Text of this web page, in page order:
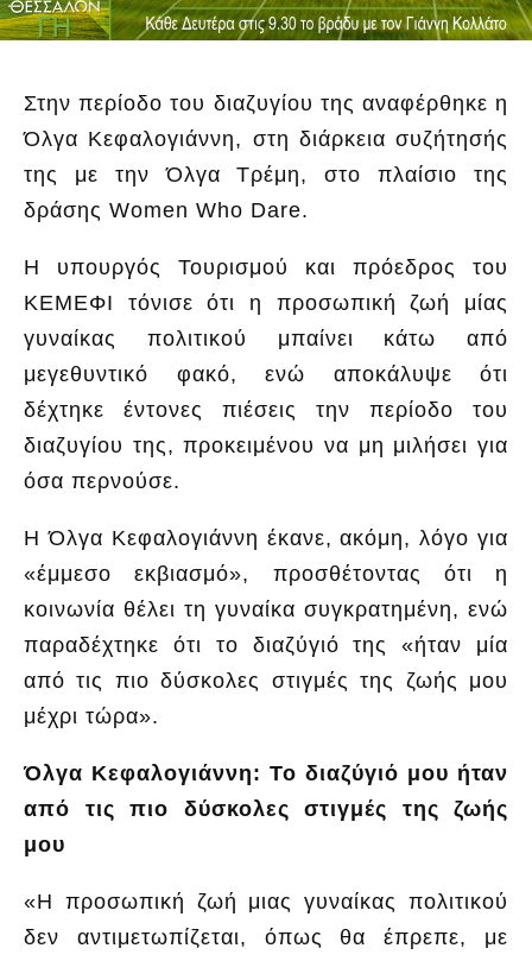
Στην περίοδο του διαζυγίου της αναφέρθηκε η
Όλγα Κεφαλογιάννη, στη διάρκεια συζήτησής
της με την Όλγα Τρέμη, στο πλαίσιο της
δράσης Women Who Dare.
Η υπουργός Τουρισμού και πρόεδρος του
ΚΕΜΕΦΙ τόνισε ότι η προσωπική ζωή μίας
γυναίκας πολιτικού μπαίνει κάτω από
μεγεθυντικό φακό, ενώ αποκάλυψε ότι
δέχτηκε έντονες πιέσεις την περίοδο του
διαζυγίου της, προκειμένου να μη μιλήσει για
όσα περνούσε.
Η Όλγα Κεφαλογιάννη έκανε, ακόμη, λόγο για
«έμμεσο εκβιασμό», προσθέτοντας ότι η
κοινωνία θέλει τη γυναίκα συγκρατημένη, ενώ
παραδέχτηκε ότι το διαζύγιό της «ήταν μία
από τις πιο δύσκολες στιγμές της ζωής μου
μέχρι τώρα».
Όλγα Κεφαλογιάννη: Το διαζύγιό μου ήταν
από τις πιο δύσκολες στιγμές της ζωής
μου
«Η προσωπική ζωή μιας γυναίκας πολιτικού
δεν αντιμετωπίζεται, όπως θα έπρεπε, με